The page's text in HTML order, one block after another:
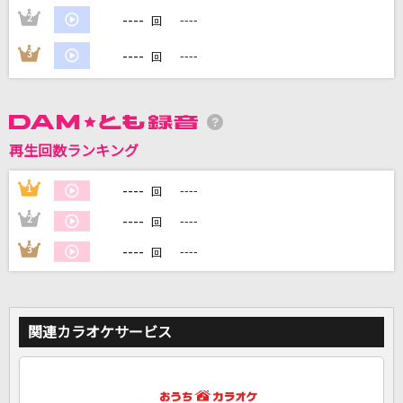
家族や友達と一緒に！練習にも！
2 ---- 回 ----
3 ---- 回 ----
再生回数ランキング
1 ---- 回 ----
2 ---- 回 ----
3 ---- 回 ----
関連カラオケサービス